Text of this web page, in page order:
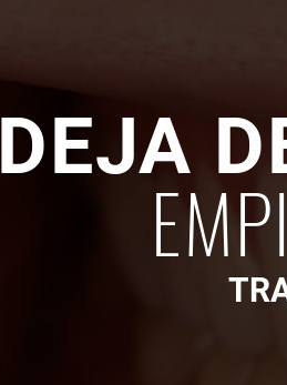
DEJA